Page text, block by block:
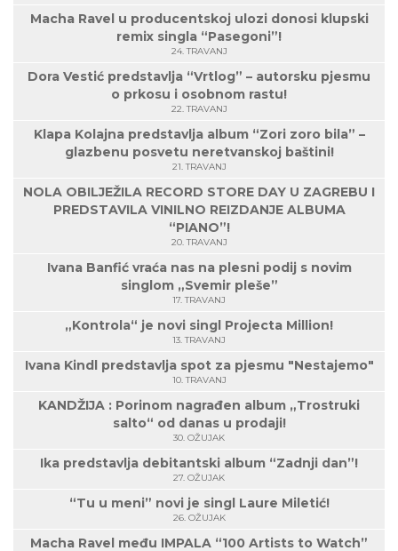
Macha Ravel u producentskoj ulozi donosi klupski
remix singla “Pasegoni”!
24. TRAVANJ
Dora Vestić predstavlja “Vrtlog” – autorsku pjesmu
o prkosu i osobnom rastu!
22. TRAVANJ
Klapa Kolajna predstavlja album “Zori zoro bila” –
glazbenu posvetu neretvanskoj baštini!
21. TRAVANJ
NOLA OBILJEŽILA RECORD STORE DAY U ZAGREBU I
PREDSTAVILA VINILNO REIZDANJE ALBUMA
“PIANO”!
20. TRAVANJ
Ivana Banfić vraća nas na plesni podij s novim
singlom „Svemir pleše”
17. TRAVANJ
„Kontrola“ je novi singl Projecta Million!
13. TRAVANJ
Ivana Kindl predstavlja spot za pjesmu "Nestajemo"
10. TRAVANJ
KANDŽIJA : Porinom nagrađen album „Trostruki
salto“ od danas u prodaji!
30. OŽUJAK
Ika predstavlja debitantski album “Zadnji dan”!
27. OŽUJAK
“Tu u meni” novi je singl Laure Miletić!
26. OŽUJAK
Macha Ravel među IMPALA “100 Artists to Watch”